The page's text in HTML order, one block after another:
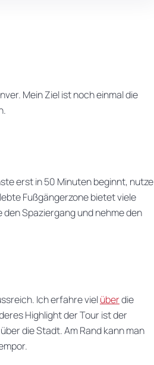
Mein Ziel ist noch einmal die
erst in 50 Minuten beginnt, nutze
Fußgängerzone bietet viele
Spaziergang und nehme den
Ich erfahre vielüberdie
Highlight der Tour ist der
die Stadt. Am Rand kann man